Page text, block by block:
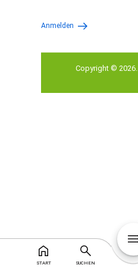
START SUCHEN
Anmelden
Copyright © 2026.